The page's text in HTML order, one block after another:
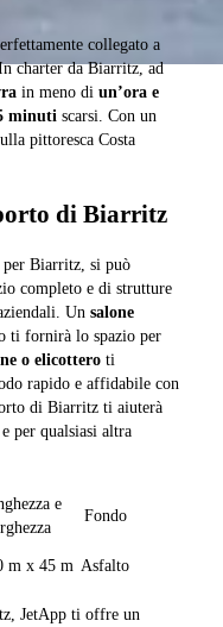
collegato a
charter da Biarritz, ad
in meno di un’ora e
minuti scarsi. Con un
pittoresca Costa
di Biarritz
per Biarritz, si può
completo e di strutture
Un salone
ti fornirà lo spazio per
o elicottero ti
rapido e affidabile con
di Biarritz ti aiuterà
per qualsiasi altra
e
Fondo
m x 45 m Asfalto
JetApp ti offre un